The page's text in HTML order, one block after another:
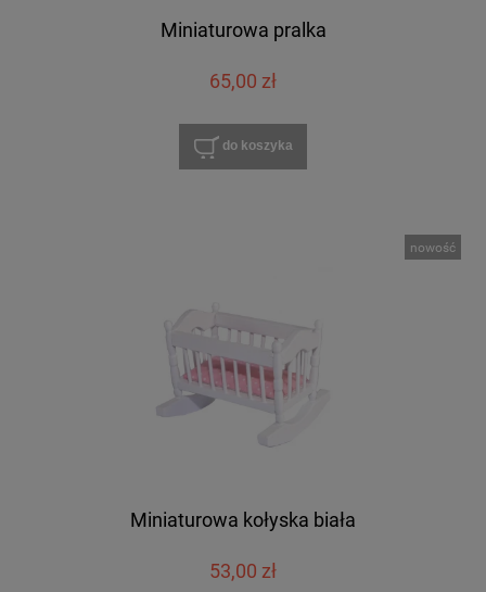
Miniaturowa pralka
65,00 zł
do koszyka
Miniaturowa kołyska biała
53,00 zł
nowość